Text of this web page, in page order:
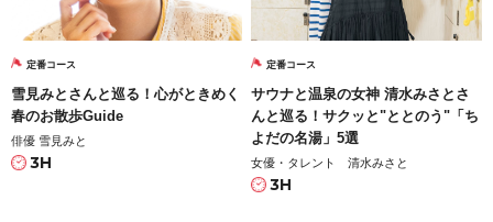
定番コース
雪見みとさんと巡る！心がときめく
春のお散歩Guide
俳優 雪見みと
3H
定番コース
サウナと温泉の女神 清水みさとさ
んと巡る！サクッと"ととのう"「ち
よだの名湯」5選
女優・タレント 清水みさと
3H